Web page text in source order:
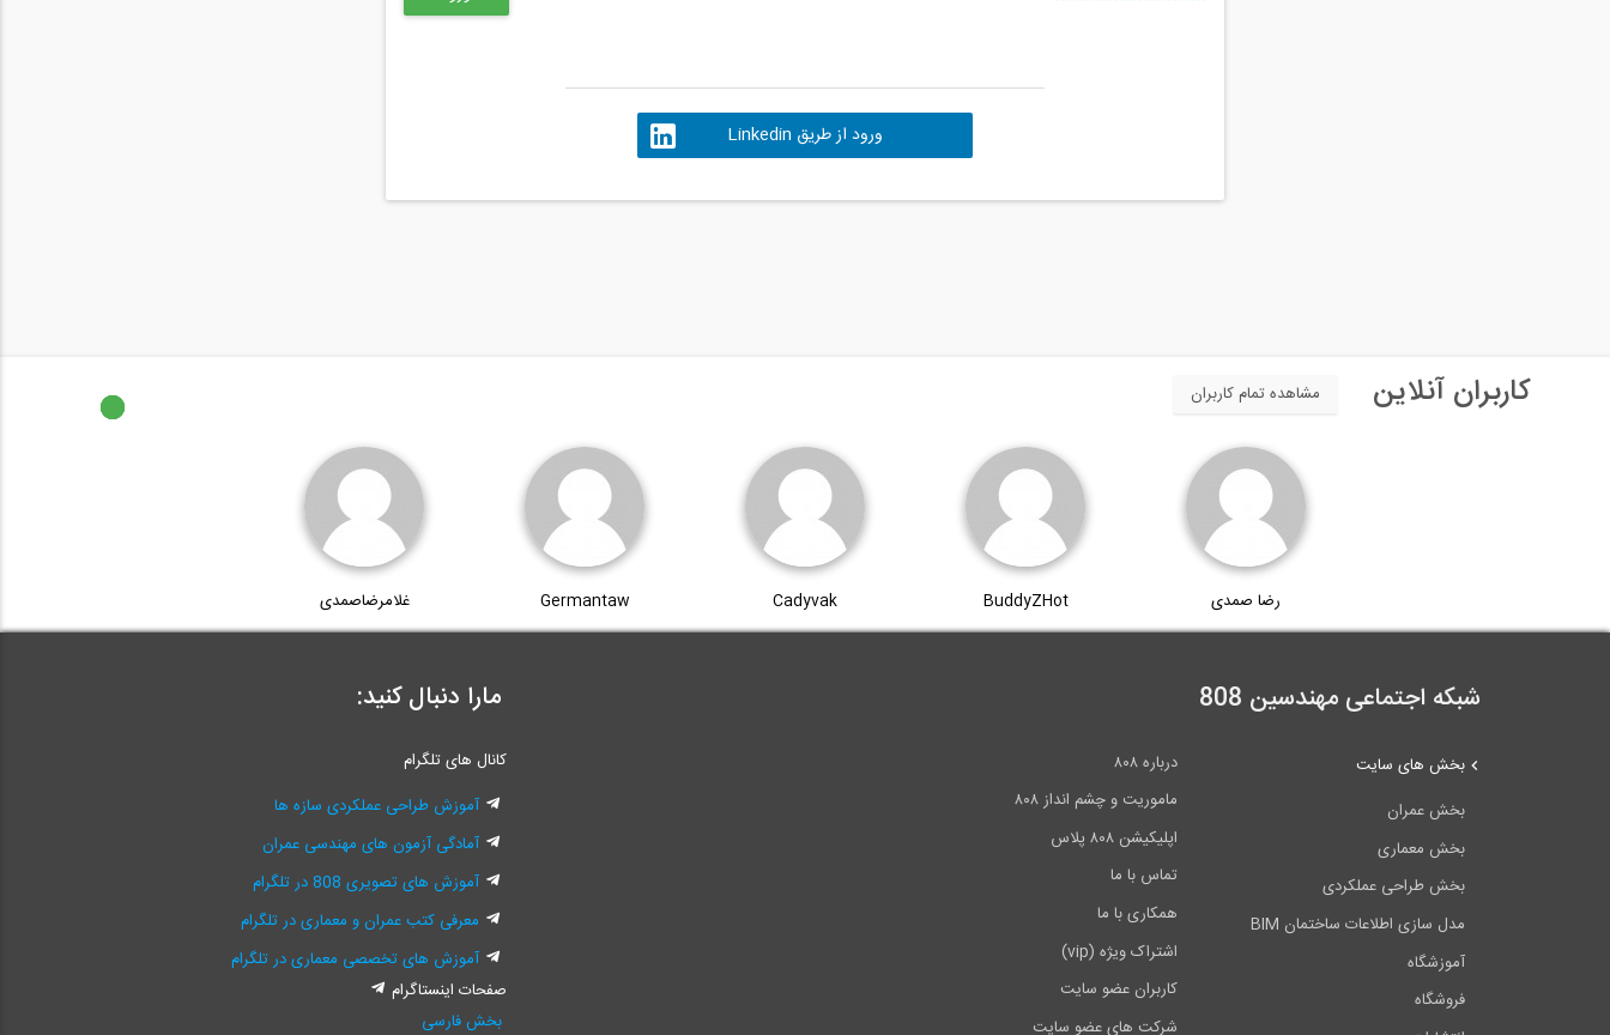
ورود از طریق Linkedin
کاربران آنلاین مشاهده تمام کاربران
رضا صمدی BuddyZHot
Cadyvak
Germantaw غلامرضاصمدی
شبکه اجتماعی مهندسین 808
درباره ۸۰۸
ماموریت و چشم انداز ۸۰۸
اپلیکیشن ۸۰۸ پلاس
تماس با ما
همکاری با ما
اشتراک ویژه (vip)
کاربران عضو سایت
شرکت های عضو سایت
بخش های سایت
بخش عمران
بخش معماری
بخش طراحی عملکردی
مدل سازی اطلاعات ساختمان BIM
آموزشگاه
فروشگاه
مارا دنبال کنید:
کانال های تلگرام
آموزش طراحی عملکردی سازه ها
آمادگی آزمون های مهندسی عمران
آموزش های تصویری 808 در تلگرام
معرفی کتب عمران و معماری در تلگرام
آموزش های تخصصی معماری در تلگرام
صفحات اینستاگرام
بخش فارسی